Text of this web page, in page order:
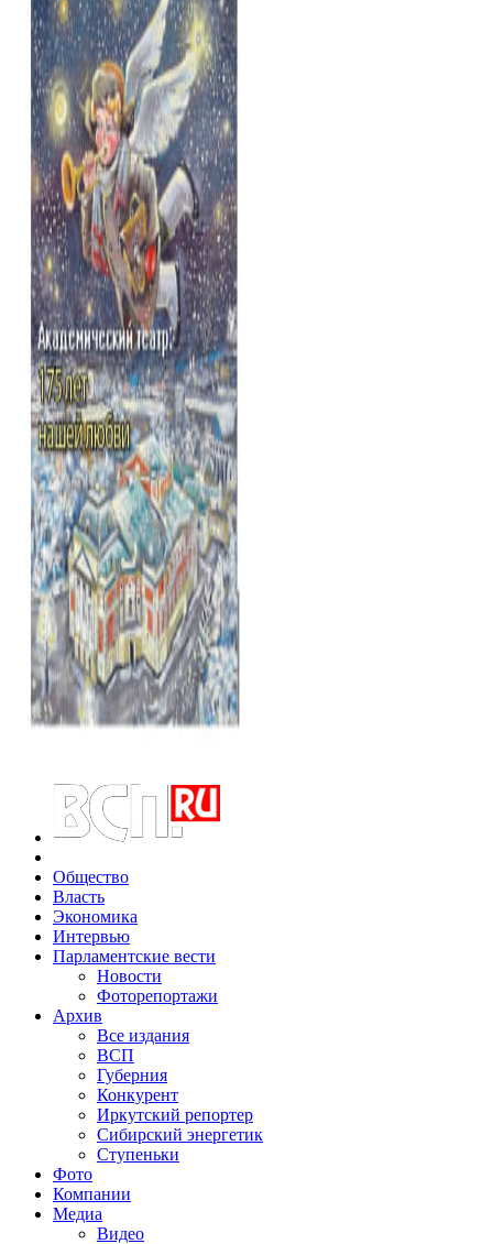
Общество
Власть
Экономика
Интервью
Парламентские вести
Новости
Фоторепортажи
Архив
Все издания
ВСП
Губерния
Конкурент
Иркутский репортер
Сибирский энергетик
Ступеньки
Фото
Компании
Медиа
Видео